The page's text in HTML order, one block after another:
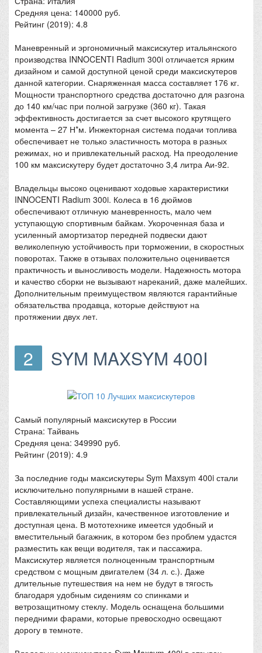
Средняя цена: 140000 руб.
Рейтинг (2019): 4.8
Маневренный и эргономичный максискутер итальянского
производства INNOCENTI Radium 300i отличается ярким
дизайном и самой доступной ценой среди максискутеров
данной категории. Снаряженная масса составляет 176 кг.
Мощности транспортного средства достаточно для разгона
до 140 км/час при полной загрузке (360 кг). Такая
эффективность достигается за счет высокого крутящего
момента – 27 Н*м. Инжекторная система подачи топлива
обеспечивает не только эластичность мотора в разных
режимах, но и привлекательный расход. На преодоление
100 км максискутеру будет достаточно 3,4 литра Аи-92.
Владельцы высоко оценивают ходовые характеристики
INNOCENTI Radium 300i. Колеса в 16 дюймов
обеспечивают отличную маневренность, мало чем
уступающую спортивным байкам. Укороченная база и
усиленный амортизатор передней подвески дают
великолепную устойчивость при торможении, в скоростных
поворотах. Также в отзывах положительно оценивается
практичность и выносливость модели. Надежность мотора
и качество сборки не вызывают нареканий, даже малейших.
Дополнительным преимуществом являются гарантийные
обязательства продавца, которые действуют на
протяжении двух лет.
2 SYM MAXSYM 400I
Самый популярный максискутер в России
Страна: Тайвань
Средняя цена: 349990 руб.
Рейтинг (2019): 4.9
За последние годы максискутеры Sym Maxsym 400i стали
исключительно популярными в нашей стране.
Составляющими успеха специалисты называют
привлекательный дизайн, качественное изготовление и
доступная цена. В мототехнике имеется удобный и
вместительный багажник, в котором без проблем удастся
разместить как вещи водителя, так и пассажира.
Максискутер является полноценным транспортным
средством с мощным двигателем (34 л. с.). Даже
длительные путешествия на нем не будут в тягость
благодаря удобным сидениям со спинками и
ветрозащитному стеклу. Модель оснащена большими
передними фарами, которые превосходно освещают
дорогу в темноте.